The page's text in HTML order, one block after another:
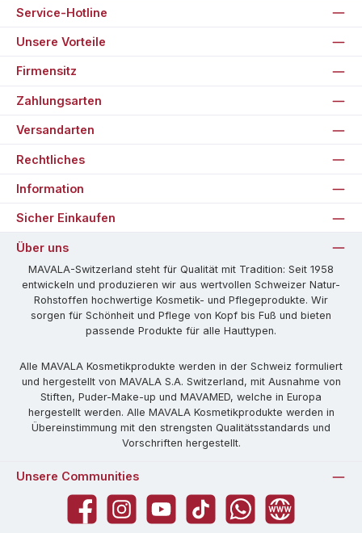
Service-Hotline
Rechtliches
Information
Unsere Vorteile
Firmensitz
Zahlungsarten
Versandarten
Sicher Einkaufen
Über uns
MAVALA-Switzerland steht für Qualität mit Tradition: Seit 1958
entwickeln und produzieren wir aus wertvollen Schweizer Natur-
Rohstoffen hochwertige Kosmetik- und Pflegeprodukte. Wir
sorgen für Schönheit und Pflege von Kopf bis Fuß und bieten
passende Produkte für alle Hauttypen.
Alle MAVALA Kosmetikprodukte werden in der Schweiz formuliert
und hergestellt von MAVALA S.A. Switzerland, mit Ausnahme von
Stiften, Puder-Make-up und MAVAMED, welche in Europa
hergestellt werden. Alle MAVALA Kosmetikprodukte werden in
Übereinstimmung mit den strengsten Qualitätsstandards und
Vorschriften hergestellt.
Unsere Communities
FacebookInstagramYouTube TikTok WhatsAppWebsite